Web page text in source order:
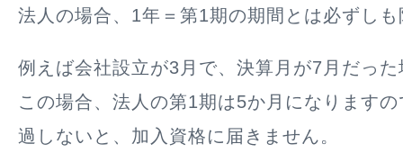
法人の場合、1年＝第1期の期間とは必ずし
例えば会社設立が3月で、決算月が7月だった
この場合、法人の第1期は5か月になります
過しないと、加入資格に届きません。